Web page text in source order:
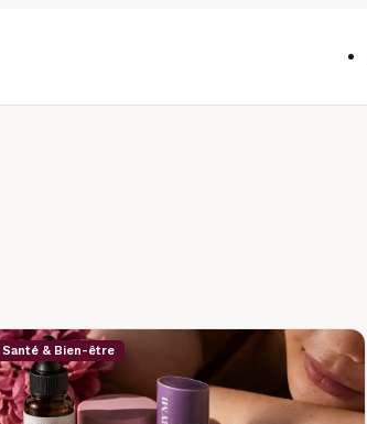
Santé & Bien-être